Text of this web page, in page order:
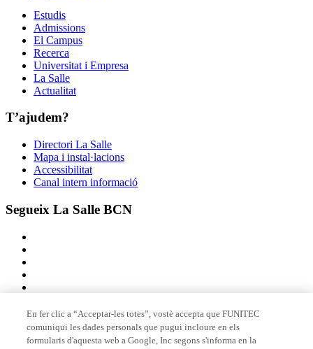
Estudis
Admissions
El Campus
Recerca
Universitat i Empresa
La Salle
Actualitat
T’ajudem?
Directori La Salle
Mapa i instal·lacions
Accessibilitat
Canal intern informació
Segueix La Salle BCN
Membre de
En fer clic a “Acceptar-les totes”, vostè accepta que FUNITEC
comuniqui les dades personals que pugui incloure en els
formularis d'aquesta web a Google, Inc segons s'informa en la